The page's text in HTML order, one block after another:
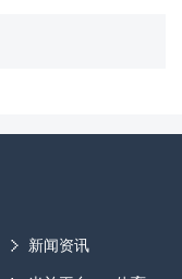
新闻资讯